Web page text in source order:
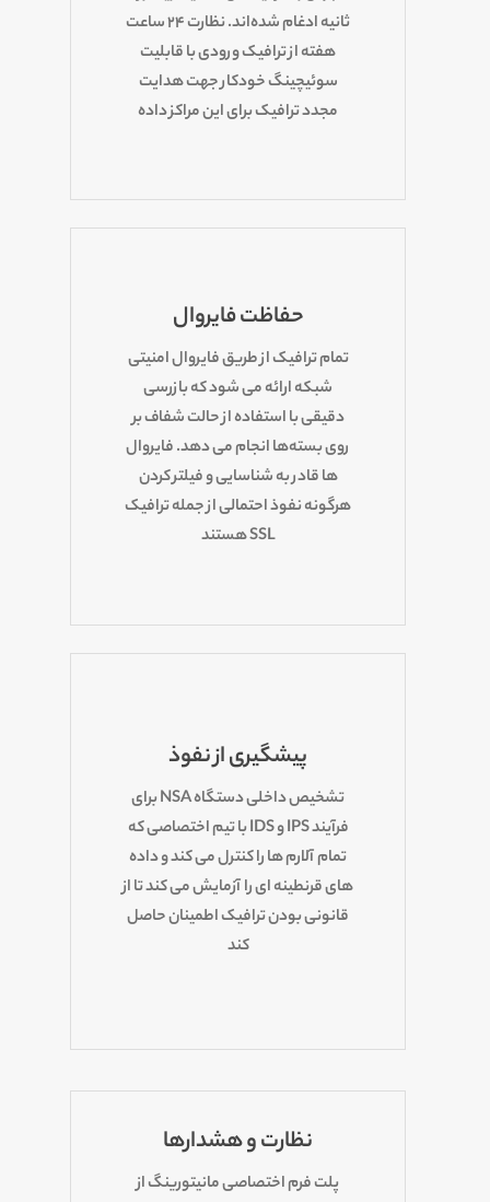
ثانیه ادغام شده‌اند. نظارت ۲۴ ساعت
هفته از ترافیک ورودی با قابلیت
سوئیچینگ خودکار جهت هدایت
مجدد ترافیک برای این مراکز داده
حفاظت فایروال
تمام ترافیک از طریق فایروال امنیتی
شبکه ارائه می شود که بازرسی
دقیقی با استفاده از حالت شفاف بر
روی بسته‌ها انجام می دهد. فایروال
ها قادر به شناسایی و فیلتر کردن
هرگونه نفوذ احتمالی از جمله ترافیک
SSL هستند
پیشگیری از نفوذ
تشخیص داخلی دستگاه NSA برای
فرآیند IPS و IDS با تیم اختصاصی که
تمام آلارم ها را کنترل می کند و داده
های قرنطینه ای را آزمایش می کند تا از
قانونی بودن ترافیک اطمینان حاصل
کند
نظارت و هشدارها
پلت فرم اختصاصی مانیتورینگ از